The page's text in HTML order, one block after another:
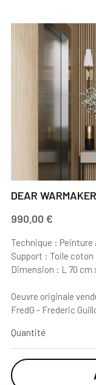
DEAR
990,00 €
Technique : Peinture
Support : Toile
Dimension : L 70 cm
Oeuvre originale
FredG - Frederic
Quantité